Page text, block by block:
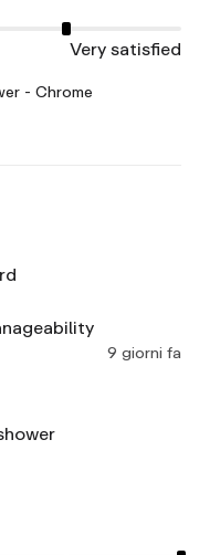
Very satisfied
- Chrome
9 giorni fa